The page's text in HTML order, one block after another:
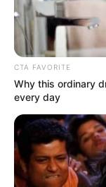
ΔΗΜΟΦΙΛΗ
CTA FAVORITE
Why this ordinary
every day